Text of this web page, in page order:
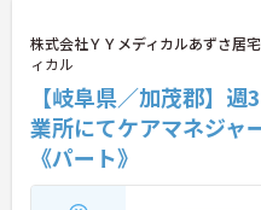
株式会社ＹＹメディカルあずさ居
ィカル
【岐阜県／加茂郡】
業所にてケアマネジャ
《パート》